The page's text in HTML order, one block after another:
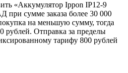
«Аккумулятор Ippon IP12-9
при сумме заказа более 30 000
на меньшую сумму, тогда
рублей. Отправка за пределы
тарифу 800 рублей